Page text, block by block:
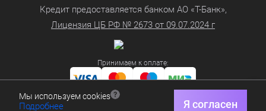
Кредит предоставляется банком АО «Т-Банк»,
Лицензия ЦБ РФ № 2673 от 09.07.2024 г
Принимаем к оплате:
Политика в отношении обработки персональных данных
Мы используем cookies
Подробнее Я согласен